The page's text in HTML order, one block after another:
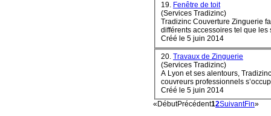
19. Fenêtre de toit
(Services Tradizinc)
Tradizinc Couverture Zinguerie
différents accessoires tel que les
Créé le 5 juin 2014
20. Travaux de Zinguerie
(Services Tradizinc)
A Lyon et ses alentours,
couvreurs professionnels
Créé le 5 juin 2014
« DébutPrécédent12SuivantFin»